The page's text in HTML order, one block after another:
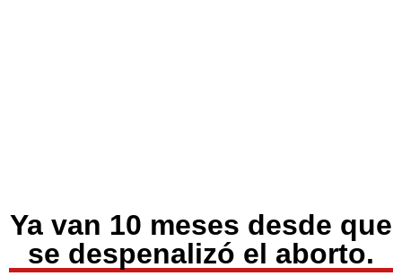
Ya van 10 meses desde que
se despenalizó el aborto.